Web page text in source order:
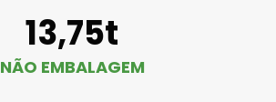
13,75t
NÃO EMBALAGEM